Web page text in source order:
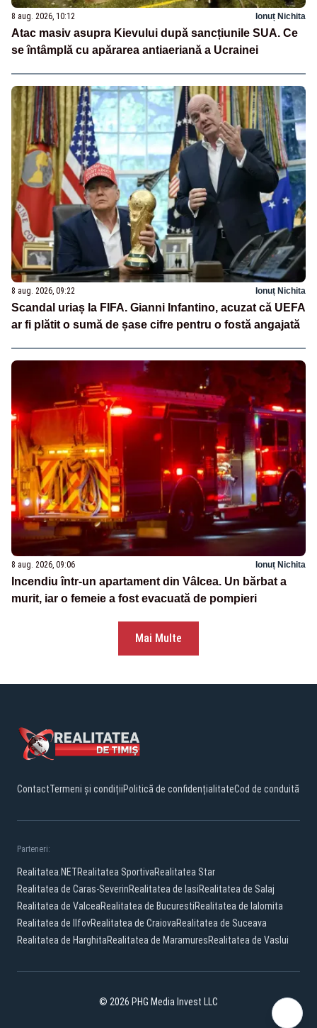
8 aug. 2026, 10:12 Ionuț Nichita
Atac masiv asupra Kievului după sancțiunile SUA. Ce
se întâmplă cu apărarea antiaeriană a Ucrainei
8 aug. 2026, 09:22 Ionuț Nichita
Scandal uriaș la FIFA. Gianni Infantino, acuzat că UEFA
ar fi plătit o sumă de șase cifre pentru o fostă angajată
8 aug. 2026, 09:06 Ionuț Nichita
Incendiu într-un apartament din Vâlcea. Un bărbat a
murit, iar o femeie a fost evacuată de pompieri
Mai Multe
ContactTermeni și condițiiPolitică de confidențialitateCod de conduită
Parteneri:
Realitatea.NETRealitatea SportivaRealitatea Star
Realitatea de Caras-SeverinRealitatea de IasiRealitatea de Salaj
Realitatea de ValceaRealitatea de BucurestiRealitatea de Ialomita
Realitatea de IlfovRealitatea de CraiovaRealitatea de Suceava
Realitatea de HarghitaRealitatea de MaramuresRealitatea de Vaslui
© 2026 PHG Media Invest LLC